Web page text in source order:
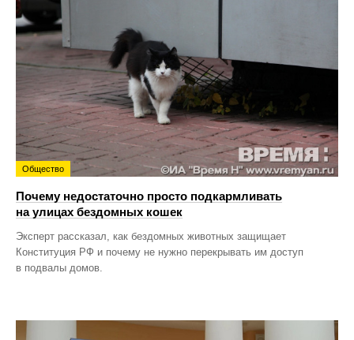
Общество
Почему недостаточно просто подкармливать
на улицах бездомных кошек
Эксперт рассказал, как бездомных животных защищает
Конституция РФ и почему не нужно перекрывать им доступ
в подвалы домов.